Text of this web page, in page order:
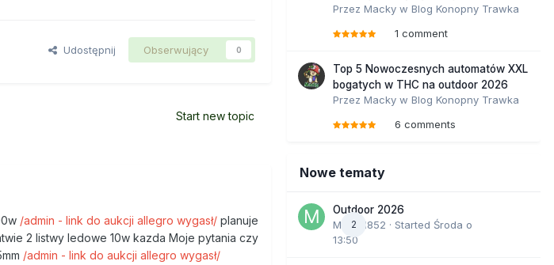
Udostępnij Obserwujący 0
Start new topic
/admin - link do aukcji allegro wygasł/ planuje
2 listwy ledowe 10w kazda Moje pytania czy
/admin - link do aukcji allegro wygasł/
Przez Macky w Blog Konopny Trawka
1 comment
Top 5 Nowoczesnych automatów XXL
bogatych w THC na outdoor 2026
Przez Macky w Blog Konopny Trawka
6 comments
Nowe tematy
2
Outdoor 2026
Marcel852 · Started Środa o
13:50